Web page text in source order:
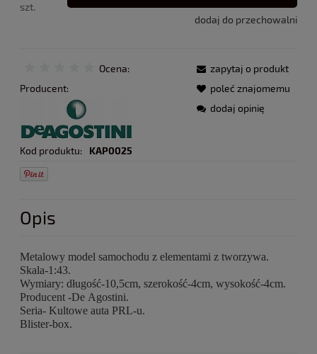
szt.
dodaj do przechowalni
Ocena:
Producent:
Kod produktu: KAP0025
zapytaj o produkt
poleć znajomemu
dodaj opinię
Opis
Metalowy model samochodu z elementami z tworzywa.
Skala-1:43.
Wymiary: długość-10,5cm, szerokość-4cm, wysokość-4cm.
Producent -De Agostini.
Seria- Kultowe auta PRL-u.
Blister-box.